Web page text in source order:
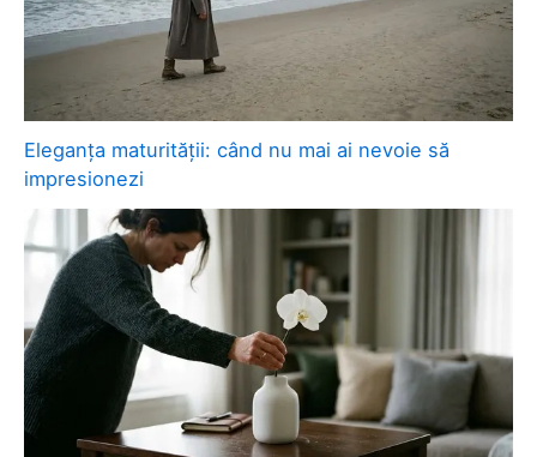
Eleganța maturității: când nu mai ai nevoie să
impresionezi